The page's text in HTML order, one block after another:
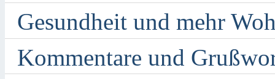
Gesundheit und mehr
Kommentare und